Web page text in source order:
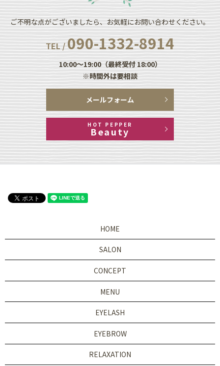
ご不明な点がございましたら、お気軽にお問い合わせください。
TEL /090-1332-8914
10:00～19:00（最終受付 18:00）
※時間外は要相談
メールフォーム
HOT PEPPER
Beauty
HOME
SALON
CONCEPT
MENU
EYELASH
EYEBROW
RELAXATION